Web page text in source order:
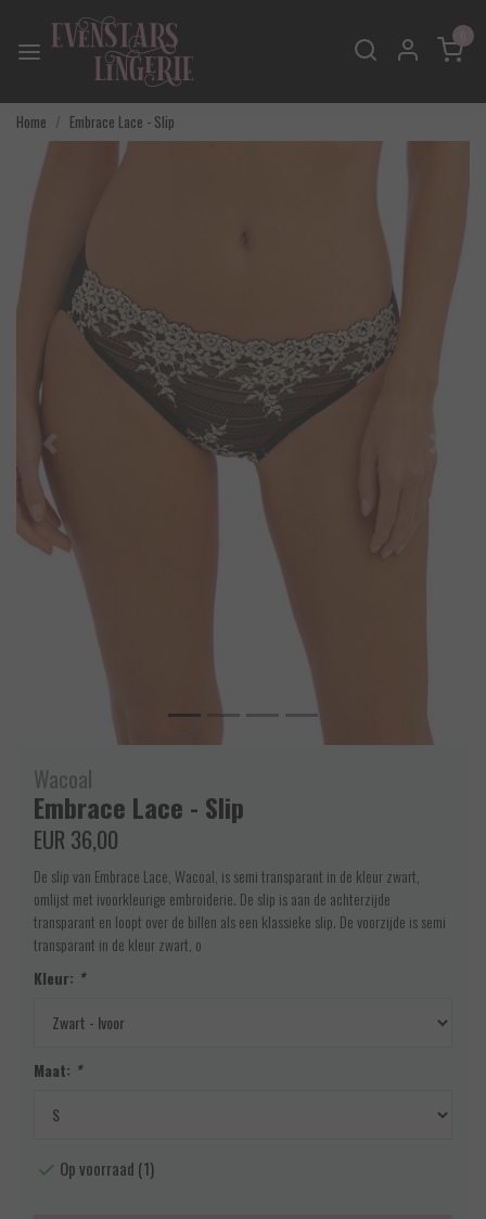
Home Embrace Lace - Slip
Vorige
Wacoal
Embrace Lace - Slip
EUR 36,00
De slip van Embrace Lace, Wacoal, is semi transparant in de kleur zwart,
omlijst met ivoorkleurige embroiderie. De slip is aan de achterzijde
transparant en loopt over de billen als een klassieke slip. De voorzijde is semi
transparant in de kleur zwart, o
Kleur: *
Maat: *
Op voorraad (1)